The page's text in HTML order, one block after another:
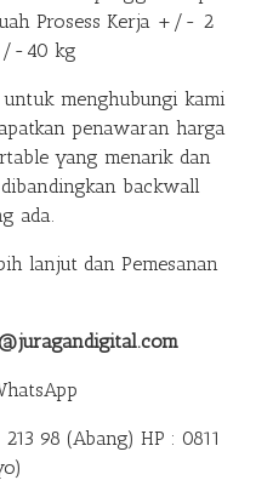
Prosess Kerja +/- 2
40 kg
untuk menghubungi kami
penawaran harga
yang menarik dan
backwall
ada.
lanjut dan Pemesanan
98 (Abang) HP : 0811